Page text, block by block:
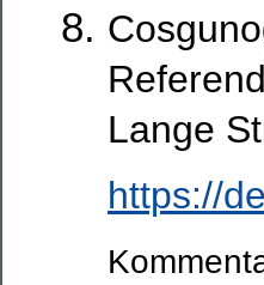
Lange
https://